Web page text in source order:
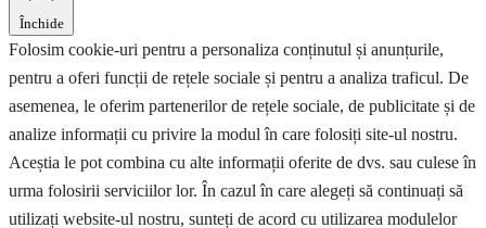
Închide
Folosim cookie-uri pentru a personaliza conținutul și anunțurile,
pentru a oferi funcții de rețele sociale și pentru a analiza traficul. De
asemenea, le oferim partenerilor de rețele sociale, de publicitate și de
analize informații cu privire la modul în care folosiți site-ul nostru.
Aceștia le pot combina cu alte informații oferite de dvs. sau culese în
urma folosirii serviciilor lor. În cazul în care alegeți să continuați să
utilizați website-ul nostru, sunteți de acord cu utilizarea modulelor